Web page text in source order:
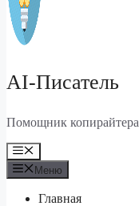
AI-Писатель
Помощник копирайтера
Меню
Меню
Главная